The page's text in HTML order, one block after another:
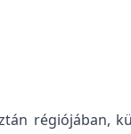
régiójában,